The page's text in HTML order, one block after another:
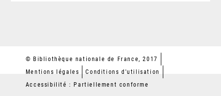
© Bibliothèque nationale de France, 2017
Mentions légales
Conditions d'utilisation
Accessibilité : Partiellement conforme